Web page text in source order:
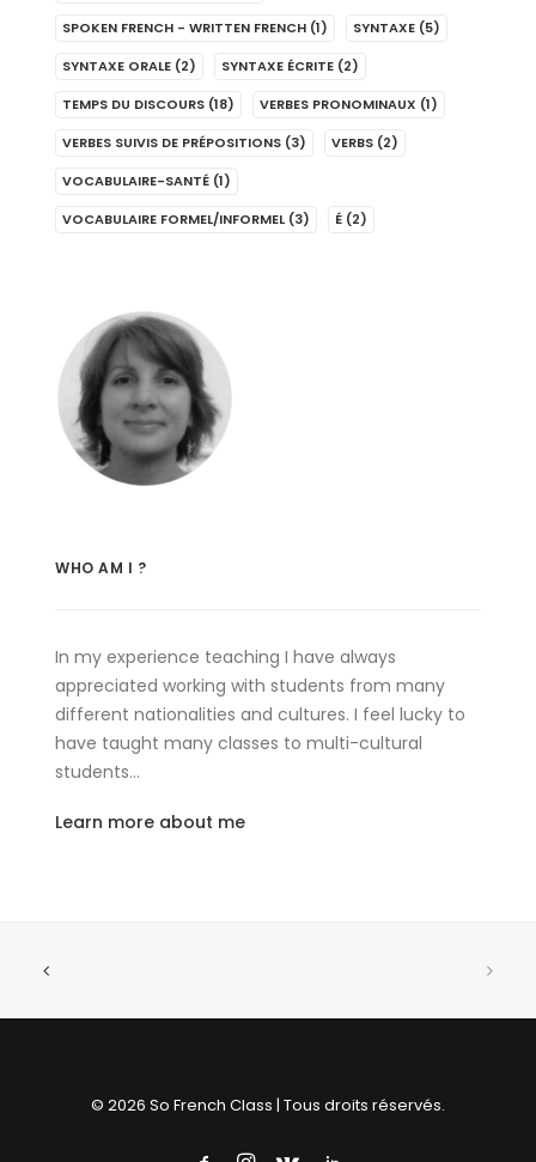
SPOKEN FRENCH - WRITTEN FRENCH (1) SYNTAXE (5)
SYNTAXE ORALE (2) SYNTAXE ÉCRITE (2)
TEMPS DU DISCOURS (18) VERBES PRONOMINAUX (1)
VERBES SUIVIS DE PRÉPOSITIONS (3) VERBS (2)
VOCABULAIRE-SANTÉ (1)
VOCABULAIRE FORMEL/INFORMEL (3) É (2)
WHO AM I ?
In my experience teaching I have always
appreciated working with students from many
different nationalities and cultures. I feel lucky to
have taught many classes to multi-cultural
students…
Learn more about me
© 2026 So French Class | Tous droits réservés.